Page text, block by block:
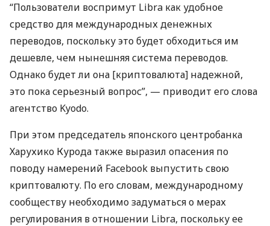
“Пользователи воспримут Libra как удобное
средство для международных денежных
переводов, поскольку это будет обходиться им
дешевле, чем нынешняя система переводов.
Однако будет ли она [криптовалюта] надежной,
это пока серьезный вопрос”, — приводит его слова
агентство Kyodo.
При этом председатель японского центробанка
Харухико Курода также выразил опасения по
поводу намерений Facebook выпустить свою
криптовалюту. По его словам, международному
сообществу необходимо задуматься о мерах
регулирования в отношении Libra, поскольку ее